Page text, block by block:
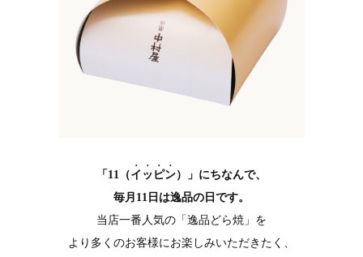
「11（イッピン）」にちなんで、
毎月11日は逸品の日です。
当店一番人気の「逸品どら焼」を
より多くのお客様にお楽しみいただきたく、